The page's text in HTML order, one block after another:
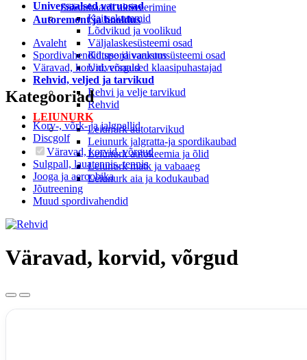
Universaalsed varuosad
Kaitsekummid
Lõdvikud ja voolikud
Väljalaskesüsteemi osad
Kütuse ja vaakumsüsteemi osad
Universaalsed klaasipuhastajad
Rehvid, veljed ja tarvikud
Rehvi ja velje tarvikud
Rehvid
LEIUNURK
Leiunurk autotarvikud
Leiunurk jalgratta-ja spordikaubad
Leiunurk autokeemia ja õlid
Leiunurk matk ja vabaaeg
Leiunurk aia ja kodukaubad
Säästukaardi aktiveerimine
Autoremont ja hooldus
Avaleht
Spordivahendid,spordivarustus
Väravad, korvid, võrgud
Kategooriad
Korv-, võrk- ja jalgpallid
Discgolf
Väravad, korvid, võrgud
Sulgpall, lauatennis, tennis
Jooga ja aeroobika
Jõutreening
Muud spordivahendid
Väravad, korvid, võrgud